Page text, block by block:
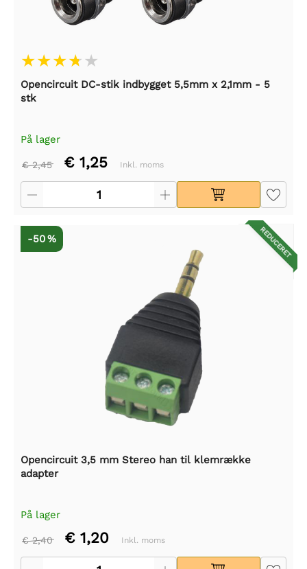
Opencircuit DC-stik indbygget 5,5mm x 2,1mm - 5
stk
På lager
€ 2,45 € 1,25 Inkl. moms
REDUCERET
-50 %
Opencircuit 3,5 mm Stereo han til klemrække
adapter
På lager
€ 2,40 € 1,20 Inkl. moms